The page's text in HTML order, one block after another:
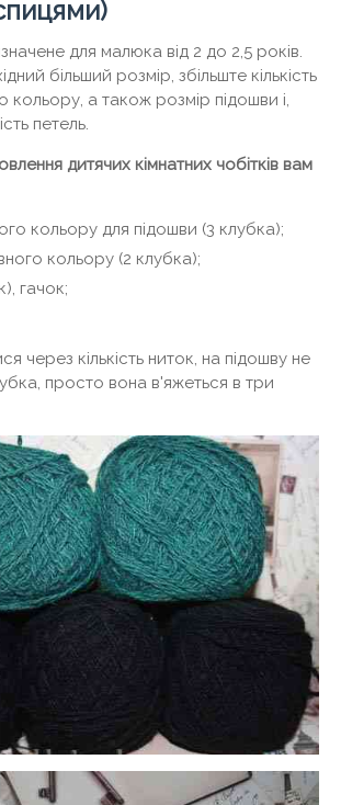
для малюка від 2 до 2,5 років.
більший розмір, збільште кількість
кольору, а також розмір підошви і,
петель.
дитячих кімнатних чобітків вам
кольору для підошви (3 клубка);
кольору (2 клубка);
гачок;
через кількість ниток, на підошву не
просто вона в'яжеться в три